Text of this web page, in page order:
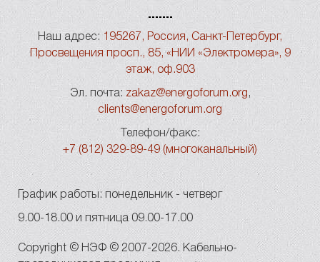
Наш адрес: 195267, Россия, Санкт-Петербург,
Просвещения просп., 85, «НИИ «Электромера», 9
этаж, оф.903
Эл. почта: zakaz@energoforum.org ,
clients@energoforum.org
Телефон/факс:
+7 (812) 329-89-49 (многоканальный)
График работы: понедельник - четверг
9.00-18.00 и пятница 09.00-17.00
Copyright © НЭФ © 2007-2026. Кабельно-